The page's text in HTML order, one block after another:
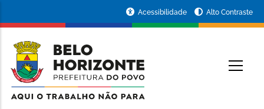
conteúdo
principal
da
Prefeitura
de
Acessibilidade Alto Contraste